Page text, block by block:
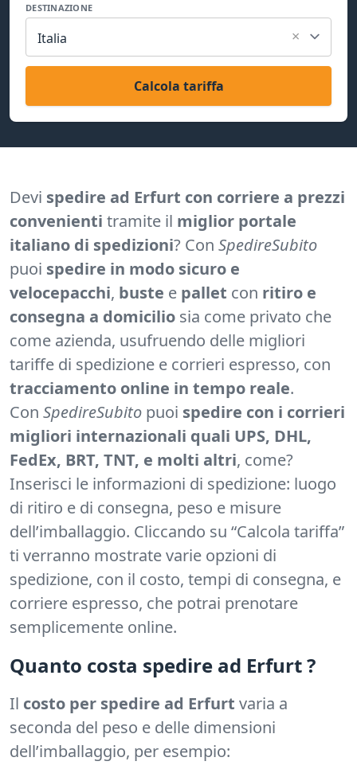
DESTINAZIONE
Italia ×
Calcola tariffa
Devi spedire ad Erfurt con corriere a prezzi
convenienti tramite il miglior portale
italiano di spedizioni? Con SpedireSubito
puoi spedire in modo sicuro e
velocepacchi, buste e pallet con ritiro e
consegna a domicilio sia come privato che
come azienda, usufruendo delle migliori
tariffe di spedizione e corrieri espresso, con
tracciamento online in tempo reale.
Con SpedireSubito puoi spedire con i corrieri
migliori internazionali quali UPS, DHL,
FedEx, BRT, TNT, e molti altri, come?
Inserisci le informazioni di spedizione: luogo
di ritiro e di consegna, peso e misure
dell’imballaggio. Cliccando su “Calcola tariffa”
ti verranno mostrate varie opzioni di
spedizione, con il costo, tempi di consegna, e
corriere espresso, che potrai prenotare
semplicemente online.
Quanto costa spedire ad Erfurt ?
Il costo per spedire ad Erfurt varia a
seconda del peso e delle dimensioni
dell’imballaggio, per esempio: